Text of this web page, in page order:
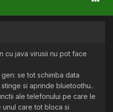
cu java virusii nu pot face
se tot schimba data
si aprinde bluetoothu..
ale telefonului pe care le
care tot bloca si